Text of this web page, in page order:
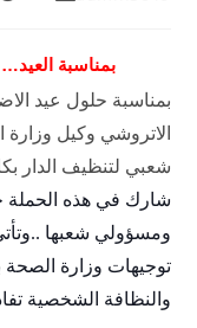
بمناسبة العيد…
بمناسبة حلول عيد
الاتروشي وكيل وزارة
شعبي لتنظيف الدار
شارك في هذه الحملة
ومسؤولي شعبها
توجيهات وزارة
والنظافة الشخصية